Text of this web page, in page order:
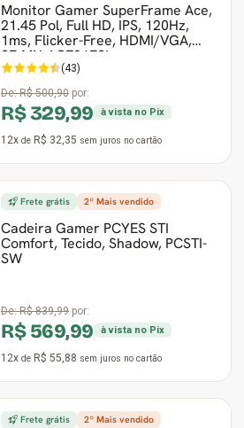
Monitor Gamer SuperFrame Ace,
21.45 Pol, Full HD, IPS, 120Hz,
1ms, Flicker-Free, HDMI/VGA,
SF-MN-ACE21FSI
(43)
De:R$ 500,90 por:
R$ 329,99 à vista no Pix
12x de R$ 32,35 sem juros no cartão
Frete grátis 2º Mais vendido
Cadeira Gamer PCYES STI
Comfort, Tecido, Shadow, PCSTI-
SW
De:R$ 839,99 por:
R$ 569,99 à vista no Pix
12x de R$ 55,88 sem juros no cartão
Frete grátis 2º Mais vendido